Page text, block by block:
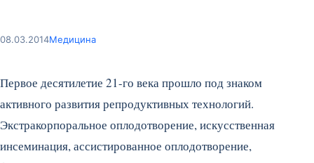
08.03.2014Медицина
Первое десятилетие 21-го века прошло под знаком
активного развития репродуктивных технологий.
Экстракорпоральное оплодотворение, искусственная
инсеминация, ассистированное оплодотворение,